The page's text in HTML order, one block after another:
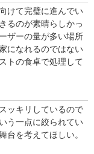
けて完璧に進んでい
るのが素晴らしかっ
ザーの量が多い場所
になれるのではない
トの食卓で処理して
ッキリしているので
う一点に絞られてい
台を考えてほしい。